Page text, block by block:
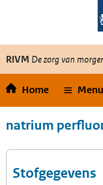
Overslaan en naar de inhoud
RIVM De zorg van
Home Menu
natrium
Stofgegevens